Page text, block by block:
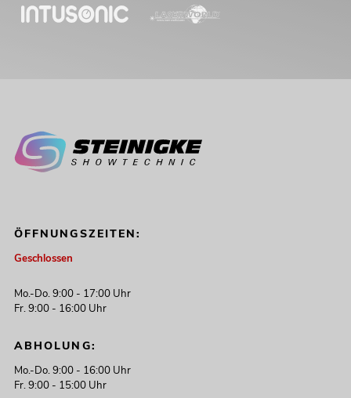
ÖFFNUNGSZEITEN:
Geschlossen
Mo.-Do. 9:00 - 17:00 Uhr
Fr. 9:00 - 16:00 Uhr
ABHOLUNG:
Mo.-Do. 9:00 - 16:00 Uhr
Fr. 9:00 - 15:00 Uhr